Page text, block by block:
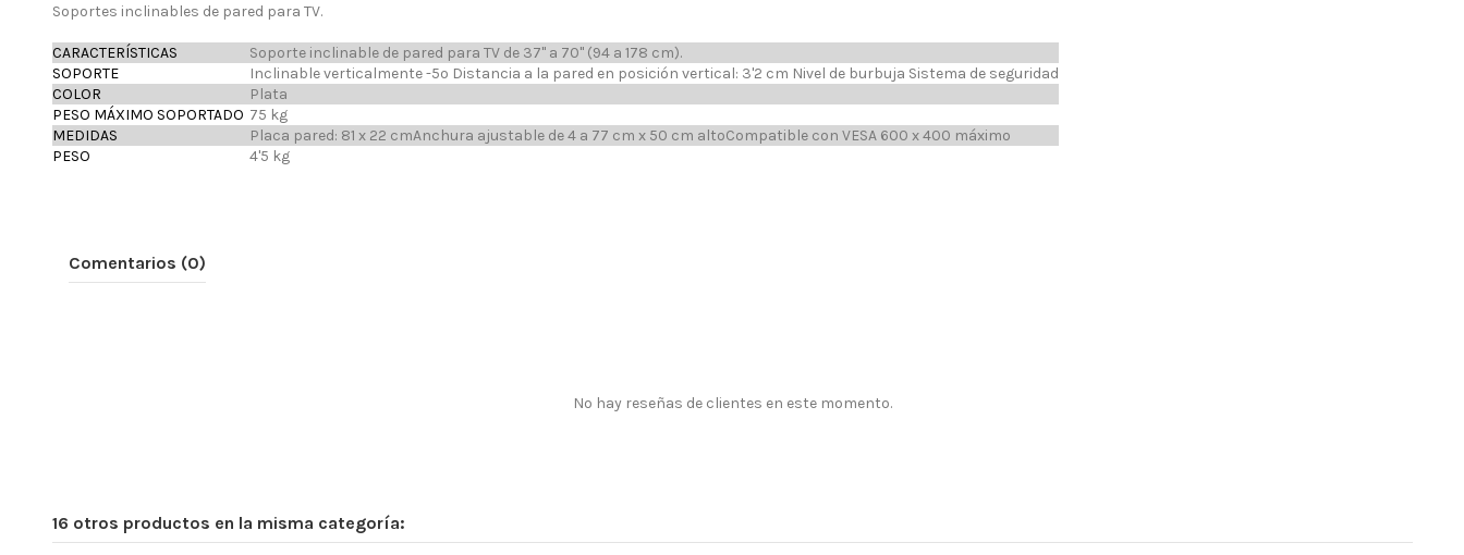
Soportes inclinables de pared para TV.
CARACTERÍSTICAS
Soporte inclinable de pared para TV de 37" a 70" (94 a 178 cm).
SOPORTE
Inclinable verticalmente -5º Distancia a la pared en posición vertical: 3'2 cm Nivel de burbuja Sistema de seguridad
COLOR
Plata
PESO MÁXIMO SOPORTADO 75 kg
MEDIDAS
Placa pared: 81 x 22 cmAnchura ajustable de 4 a 77 cm x 50 cm altoCompatible con VESA 600 x 400 máximo
PESO
4'5 kg
Comentarios (0)
No hay reseñas de clientes en este momento.
16 otros productos en la misma categoría: